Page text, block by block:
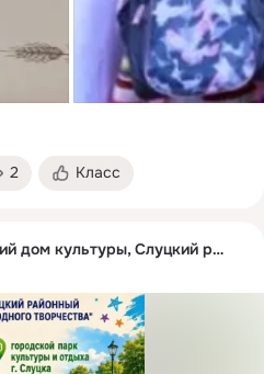
2 Класс
ТАНЕЖИЦКИЙ сельский дом культуры, Слуцкий район